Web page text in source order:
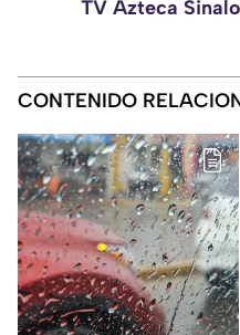
TV Azteca
CONTENIDO